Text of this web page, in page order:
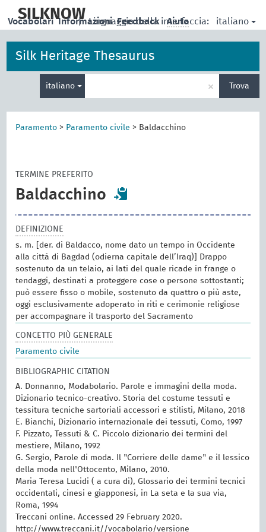
main
SILKNOW
| Linguaggio della interfaccia: italiano
Vocabolari Informazioni Feedback Aiuto
Silk Heritage Thesaurus
italiano
per
la
× Trova
Paramento > Paramento civile > Baldacchino
TERMINE PREFERITO
Baldacchino
DEFINIZIONE
s. m. [der. di Baldacco, nome dato un tempo in Occidente
alla città di Bagdad (odierna capitale dell’Iraq)] Drappo
sostenuto da un telaio, ai lati del quale ricade in frange o
tendaggi, destinati a proteggere cose o persone sottostanti;
può essere fisso o mobile, sostenuto da quattro o più aste,
oggi esclusivamente adoperato in riti e cerimonie religiose
per accompagnare il trasporto del Sacramento
CONCETTO PIÙ GENERALE
Paramento civile
BIBLIOGRAPHIC CITATION
A. Donnanno, Modabolario. Parole e immagini della moda.
Dizionario tecnico-creativo. Storia del costume tessuti e
tessitura tecniche sartoriali accessori e stilisti, Milano, 2018
E. Bianchi, Dizionario internazionale dei tessuti, Como, 1997
F. Pizzato, Tessuti & C. Piccolo dizionario dei termini del
mestiere, Milano, 1992
G. Sergio, Parole di moda. Il "Corriere delle dame" e il lessico
della moda nell'Ottocento, Milano, 2010.
Maria Teresa Lucidi ( a cura di), Glossario dei termini tecnici
occidentali, cinesi e giapponesi, in La seta e la sua via,
Roma, 1994
Treccani online. Accessed 29 February 2020.
http://www.treccani.it//vocabolario/versione